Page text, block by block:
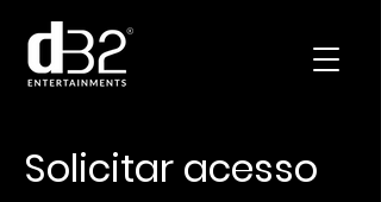
Solicitar acesso